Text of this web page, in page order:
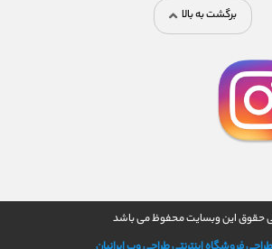
برگشت به بالا
حقوق این وبسایت محفوظ می باشد